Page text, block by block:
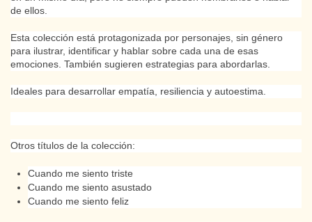
de ellos.
Esta colección está protagonizada por personajes, sin género
para ilustrar, identificar y hablar sobre cada una de esas
emociones. También sugieren estrategias para abordarlas.
Ideales para desarrollar empatía, resiliencia y autoestima.
Otros títulos de la colección:
Cuando me siento triste
Cuando me siento asustado
Cuando me siento feliz